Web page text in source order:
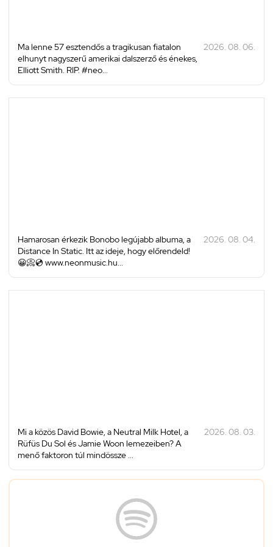
Ma lenne 57 esztendős a tragikusan fiatalon
elhunyt nagyszerű amerikai dalszerző és énekes,
Elliott Smith. RIP. #neo...
2026. 08. 06.
Hamarosan érkezik Bonobo legújabb albuma, a
Distance In Static. Itt az ideje, hogy előrendeld!
😀📀💿 www.neonmusic.hu...
2026. 08. 04.
Mi a közös David Bowie, a Neutral Milk Hotel, a
Rüfüs Du Sol és Jamie Woon lemezeiben? A
menő faktoron túl mindössze ...
2026. 08. 03.